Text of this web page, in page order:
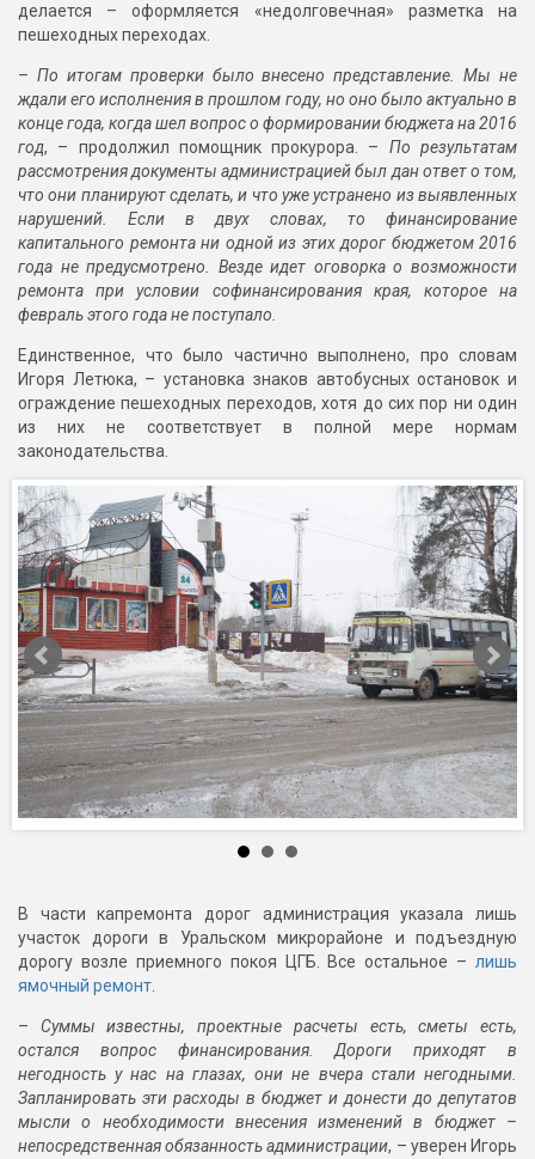
делается – оформляется «недолговечная» разметка на
пешеходных переходах.
– По итогам проверки было внесено представление. Мы не
ждали его исполнения в прошлом году, но оно было актуально в
конце года, когда шел вопрос о формировании бюджета на 2016
год, – продолжил помощник прокурора. – По результатам
рассмотрения документы администрацией был дан ответ о том,
что они планируют сделать, и что уже устранено из выявленных
нарушений. Если в двух словах, то финансирование
капитального ремонта ни одной из этих дорог бюджетом 2016
года не предусмотрено. Везде идет оговорка о возможности
ремонта при условии софинансирования края, которое на
февраль этого года не поступало.
Единственное, что было частично выполнено, про словам
Игоря Летюка, – установка знаков автобусных остановок и
ограждение пешеходных переходов, хотя до сих пор ни один
из них не соответствует в полной мере нормам
законодательства.
В части капремонта дорог администрация указала лишь
участок дороги в Уральском микрорайоне и подъездную
дорогу возле приемного покоя ЦГБ. Все остальное – лишь
ямочный ремонт
– Суммы известны, проектные расчеты есть, сметы есть,
остался вопрос финансирования. Дороги приходят в
негодность у нас на глазах, они не вчера стали негодными.
Запланировать эти расходы в бюджет и донести до депутатов
мысли о необходимости внесения изменений в бюджет –
непосредственная обязанность администрации, – уверен Игорь